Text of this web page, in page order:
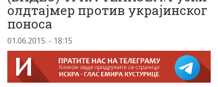
олдтајмер против украјинског
поноса
01.06.2015. - 18:15